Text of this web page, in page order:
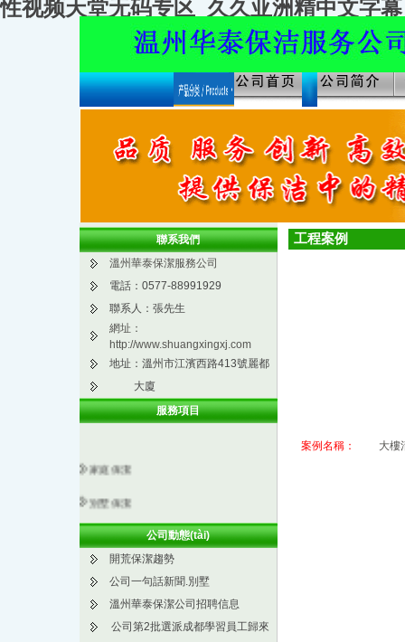
性视频天堂无码专区_久久亚洲精中文字
聯系我們
溫州華泰保潔服務公司
電話：0577-88991929
聯系人：張先生
網址：
http://www.shuangxingxj.com
地址：溫州市江濱西路413號麗都
大廈
服務項目
家庭保潔
別墅保潔
保潔用品
外墻清洗
外墻粉刷
地毯清洗
公司動態(tài)
開荒保潔趨勢
公司一句話新聞.別墅
溫州華泰保潔公司招聘信息
公司第2批選派成都學習員工歸來
工程案例
案例名稱： 大樓